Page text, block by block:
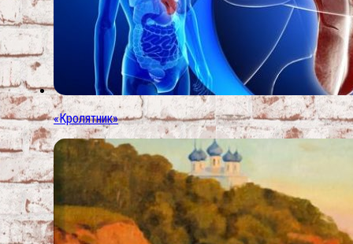
«Кролятник»